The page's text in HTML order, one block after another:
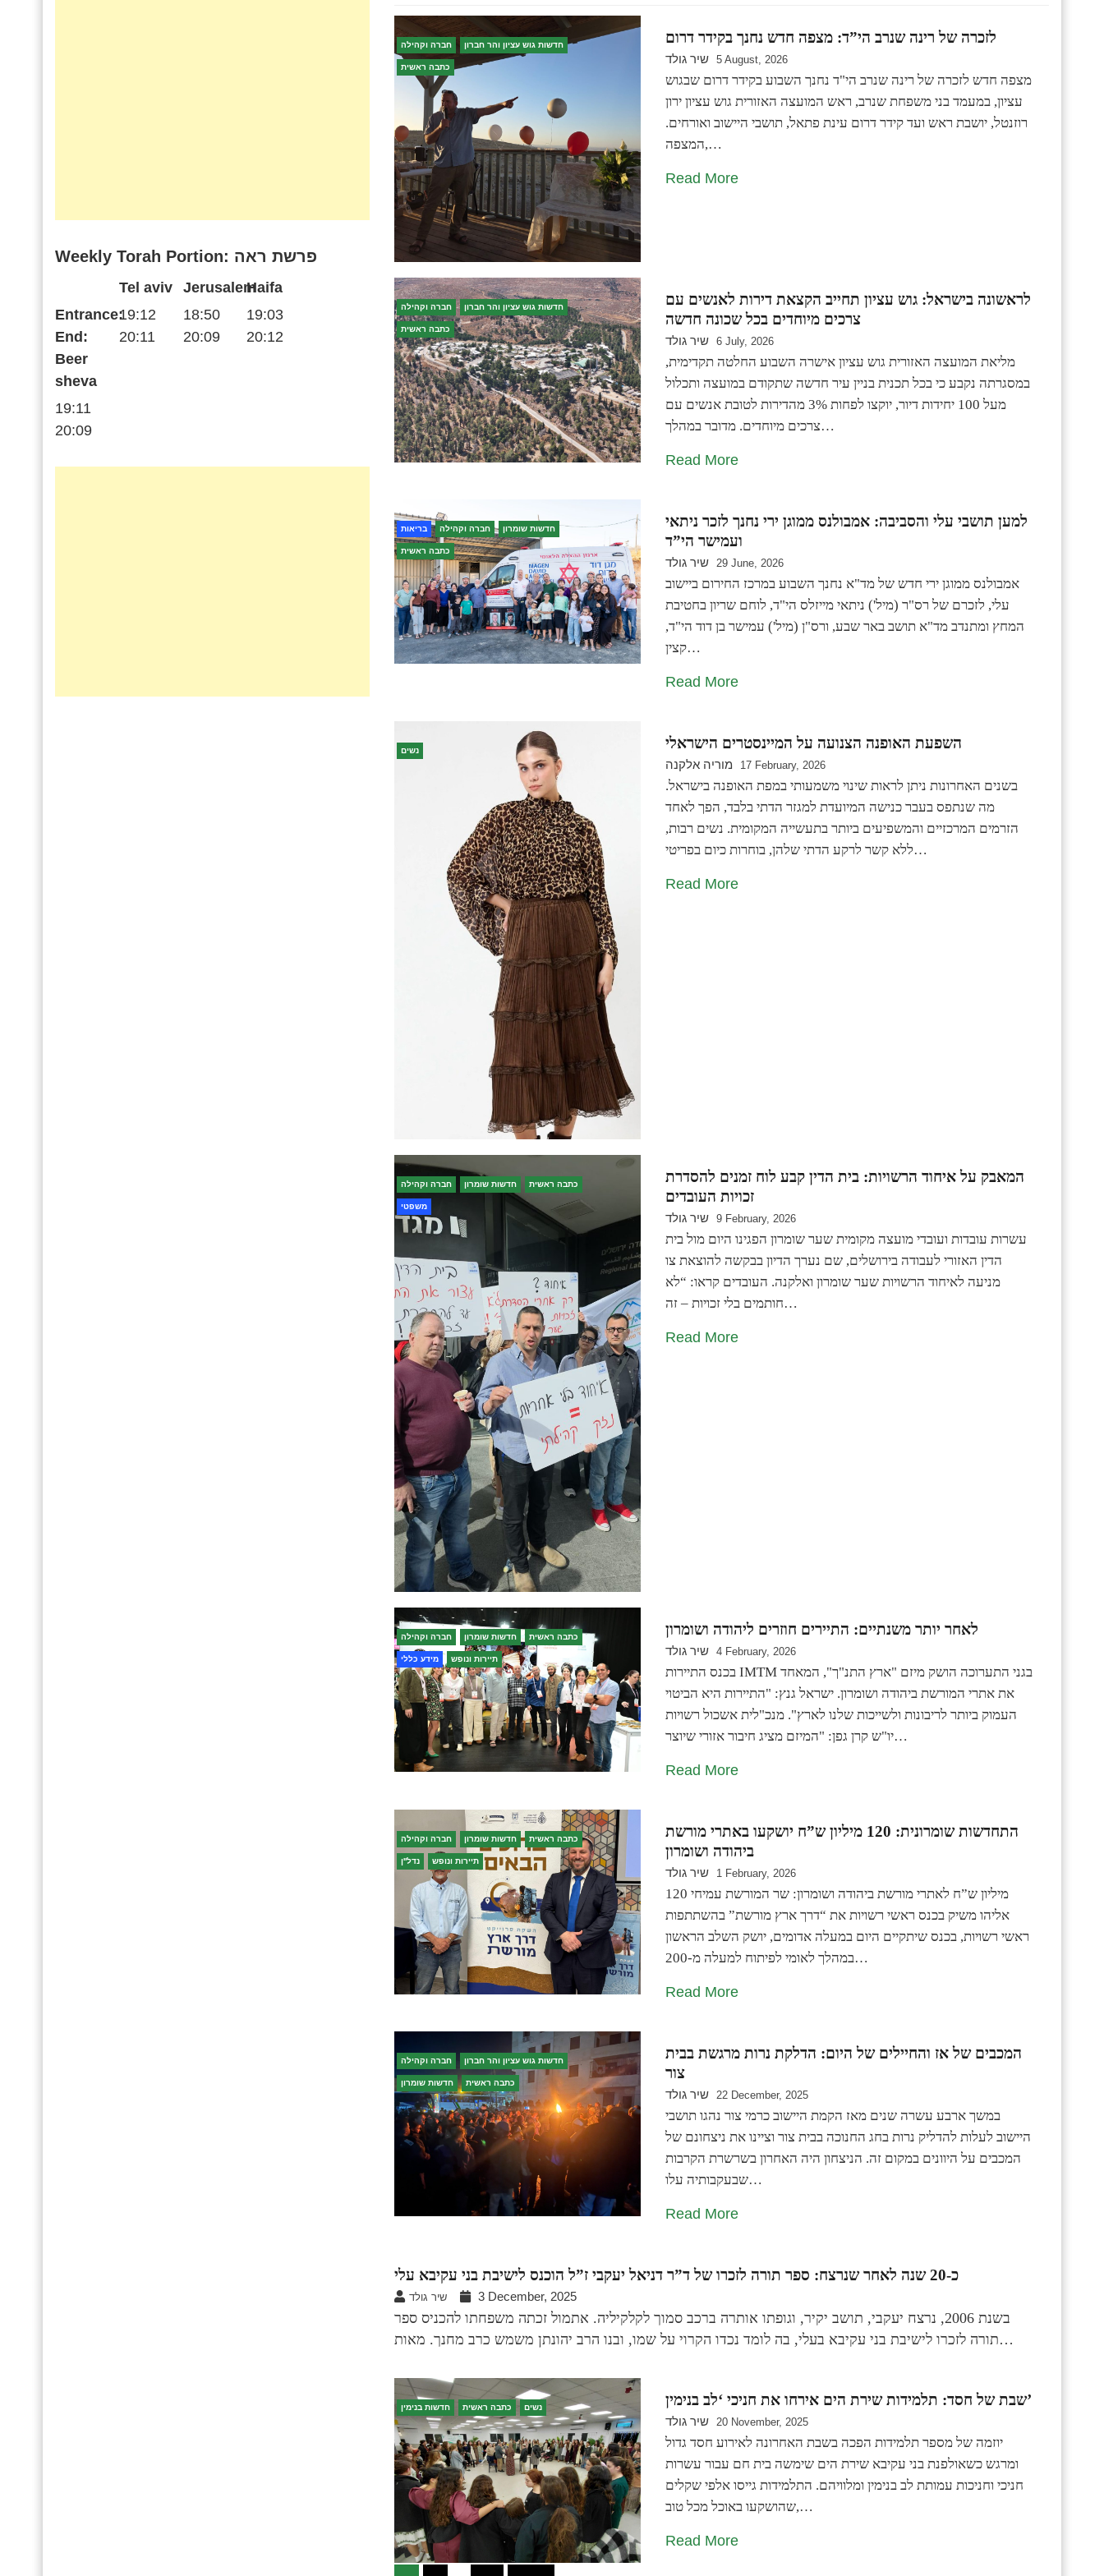
חברה וקהילה חדשות גוש עציון והר חברון
כתבה ראשית
לזכרה של רינה שנרב הי”ד: מצפה חדש נחנך בקידר דרום
שיר גולד 5 August, 2026
מצפה חדש לזכרה של רינה שנרב הי"ד נחנך השבוע בקידר דרום שבגוש
עציון, במעמד בני משפחת שנרב, ראש המועצה האזורית גוש עציון ירון
רוזנטל, יושבת ראש ועד קידר דרום עינת פתאל, תושבי היישוב ואורחים.
המצפה,…
Read More
חברה וקהילה חדשות גוש עציון והר חברון
כתבה ראשית
לראשונה בישראל: גוש עציון תחייב הקצאת דירות לאנשים עם
צרכים מיוחדים בכל שכונה חדשה
שיר גולד 6 July, 2026
מליאת המועצה האזורית גוש עציון אישרה השבוע החלטה תקדימית,
במסגרתה נקבע כי בכל תכנית בניין עיר חדשה שתקודם במועצה ותכלול
מעל 100 יחידות דיור, יוקצו לפחות 3% מהדירות לטובת אנשים עם
צרכים מיוחדים. מדובר במהלך…
Read More
בריאות חברה וקהילה חדשות שומרון
כתבה ראשית
למען תושבי עלי והסביבה: אמבולנס ממוגן ירי נחנך לזכר ניתאי
ועמישר הי”ד
שיר גולד 29 June, 2026
אמבולנס ממוגן ירי חדש של מד"א נחנך השבוע במרכז החירום ביישוב
עלי, לזכרם של רס"ר (מיל') ניתאי מייזלס הי"ד, לוחם שריון בחטיבת
המחץ ומתנדב מד"א תושב באר שבע, ורס"ן (מיל') עמישר בן דוד הי"ד,
קצין…
Read More
נשים השפעת האופנה הצנועה על המיינסטרים הישראלי
מוריה אלקנה 17 February, 2026
בשנים האחרונות ניתן לראות שינוי משמעותי במפת האופנה בישראל.
מה שנתפס בעבר כנישה המיועדת למגזר הדתי בלבד, הפך לאחד
הזרמים המרכזיים והמשפיעים ביותר בתעשייה המקומית. נשים רבות,
ללא קשר לרקע הדתי שלהן, בוחרות כיום בפריטי…
Read More
חברה וקהילה חדשות שומרון כתבה ראשית
משפטי
המאבק על איחוד הרשויות: בית הדין קבע לוח זמנים להסדרת
זכויות העובדים
שיר גולד 9 February, 2026
עשרות עובדות ועובדי מועצה מקומית שער שומרון הפגינו היום מול בית
הדין האזורי לעבודה בירושלים, שם נערך הדיון בבקשה להוצאת צו
מניעה לאיחוד הרשויות שער שומרון ואלקנה. העובדים קראו: “לא
חותמים בלי זכויות – זה…
Read More
חברה וקהילה חדשות שומרון כתבה ראשית
מידע כללי תיירות ונופש
לאחר יותר משנתיים: התיירים חוזרים ליהודה ושומרון
שיר גולד 4 February, 2026
בכנס התיירות IMTM בגני התערוכה הושק מיזם "ארץ התנ"ך", המאחד
את אתרי המורשת ביהודה ושומרון. ישראל גנץ: "התיירות היא הביטוי
העמוק ביותר לריבונות ולשייכות שלנו לארץ". מנכ"לית אשכול רשויות
יו"ש קרן גפן: "המיזם מציג חיבור אזורי שיוצר…
Read More
חברה וקהילה חדשות שומרון כתבה ראשית
נדל''ן תיירות ונופש
התחדשות שומרונית: 120 מיליון ש”ח יושקעו באתרי מורשת
ביהודה ושומרון
שיר גולד 1 February, 2026
120 מיליון ש”ח לאתרי מורשת ביהודה ושומרון: שר המורשת עמיחי
אליהו משיק בכנס ראשי רשויות את “דרך ארץ מורשת” בהשתתפות
ראשי רשויות, בכנס שיתקיים היום במעלה אדומים, יושק השלב הראשון
במהלך לאומי לפיתוח למעלה מ-200…
Read More
חברה וקהילה חדשות גוש עציון והר חברון
חדשות שומרון כתבה ראשית
המכבים של אז והחיילים של היום: הדלקת נרות מרגשת בבית
צור
שיר גולד 22 December, 2025
במשך ארבע עשרה שנים מאז הקמת היישוב כרמי צור נהגו תושבי
היישוב לעלות להדליק נרות בחג החנוכה בבית צור וציינו את ניצחונם של
המכבים על היוונים במקום זה. הניצחון היה האחרון בשרשרת הקרבות
שבעקבותיה עלו…
Read More
כ-20 שנה לאחר שנרצח: ספר תורה לזכרו של ד”ר דניאל יעקבי ז”ל הוכנס לישיבת בני עקיבא עלי
שיר גולד 3 December, 2025
בשנת 2006, נרצח יעקבי, תושב יקיר, וגופתו אותרה ברכב סמוך לקלקיליה. אתמול זכתה משפחתו להכניס ספר
תורה לזכרו לישיבת בני עקיבא בעלי, בה לומד נכדו הקרוי על שמו, ובנו הרב יהונתן משמש כרב מחנך. מאות…
חדשות בנימין כתבה ראשית נשים שבת של חסד: תלמידות שירת הים אירחו את חניכי ‘לב בנימין’
שיר גולד 20 November, 2025
יוזמה של מספר תלמידות הפכה בשבת האחרונה לאירוע חסד גדול
ומרגש כשאולפנת בני עקיבא שירת הים שימשה בית חם עבור עשרות
חניכי וחניכות עמותת לב בנימין ומלוויהם. התלמידות גייסו אלפי שקלים
שהושקעו באוכל מכל טוב,…
Read More
Weekly Torah Portion: פרשת ראה
Entrance:
End:
Tel aviv
19:12
20:11
Jerusalem
18:50
20:09
Haifa
19:03
20:12
Beer
sheva
19:11
20:09